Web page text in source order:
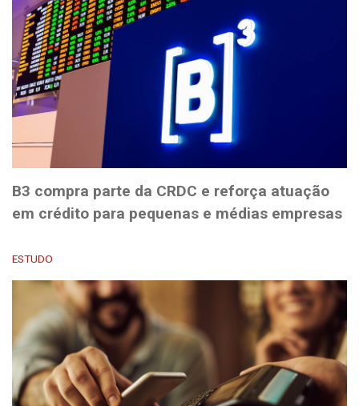
B3 compra parte da CRDC e reforça atuação
em crédito para pequenas e médias empresas
ESTUDO